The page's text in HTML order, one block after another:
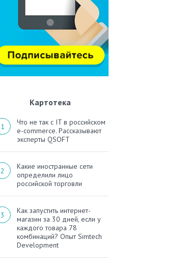
Картотека
Что не так с IT в российском
e-commerce. Рассказывают
эксперты QSOFT
Какие иностранные сети
определили лицо
российской торговли
Как запустить интернет-
магазин за 30 дней, если у
каждого товара 78
комбинаций? Опыт Simtech
Development